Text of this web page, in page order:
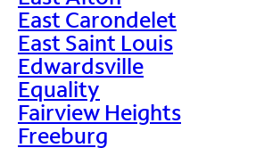
East Carondelet
East Saint Louis
Edwardsville
Equality
Fairview Heights
Freeburg